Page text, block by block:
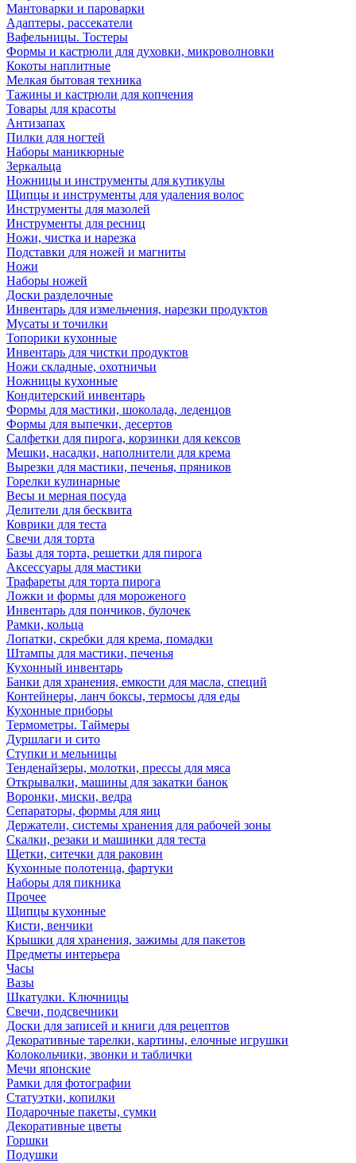
Мантоварки и пароварки
Адаптеры, рассекатели
Вафельницы. Тостеры
Формы и кастрюли для духовки, микроволновки
Кокоты наплитные
Мелкая бытовая техника
Тажины и кастрюли для копчения
Товары для красоты
Антизапах
Пилки для ногтей
Наборы маникюрные
Зеркальца
Ножницы и инструменты для кутикулы
Щипцы и инструменты для удаления волос
Инструменты для мазолей
Инструменты для ресниц
Ножи, чистка и нарезка
Подставки для ножей и магниты
Ножи
Наборы ножей
Доски разделочные
Инвентарь для измельчения, нарезки продуктов
Мусаты и точилки
Топорики кухонные
Инвентарь для чистки продуктов
Ножи складные, охотничьи
Ножницы кухонные
Кондитерский инвентарь
Формы для мастики, шоколада, леденцов
Формы для выпечки, десертов
Салфетки для пирога, корзинки для кексов
Мешки, насадки, наполнители для крема
Вырезки для мастики, печенья, пряников
Горелки кулинарные
Весы и мерная посуда
Делители для бесквита
Коврики для теста
Свечи для торта
Базы для торта, решетки для пирога
Аксессуары для мастики
Трафареты для торта пирога
Ложки и формы для мороженого
Инвентарь для пончиков, булочек
Рамки, кольца
Лопатки, скребки для крема, помадки
Штампы для мастики, печенья
Кухонный инвентарь
Банки для хранения, емкости для масла, специй
Контейнеры, ланч боксы, термосы для еды
Кухонные приборы
Термометры. Таймеры
Дуршлаги и сито
Ступки и мельницы
Тенденайзеры, молотки, прессы для мяса
Открывалки, машины для закатки банок
Воронки, миски, ведра
Сепараторы, формы для яиц
Держатели, системы хранения для рабочей зоны
Скалки, резаки и машинки для теста
Щетки, ситечки для раковин
Кухонные полотенца, фартуки
Наборы для пикника
Прочее
Щипцы кухонные
Кисти, венчики
Крышки для хранения, зажимы для пакетов
Предметы интерьера
Часы
Вазы
Шкатулки. Ключницы
Свечи, подсвечники
Доски для записей и книги для рецептов
Декоративные тарелки, картины, елочные игрушки
Колокольчики, звонки и таблички
Мечи японские
Рамки для фотографии
Статуэтки, копилки
Подарочные пакеты, сумки
Декоративные цветы
Горшки
Подушки